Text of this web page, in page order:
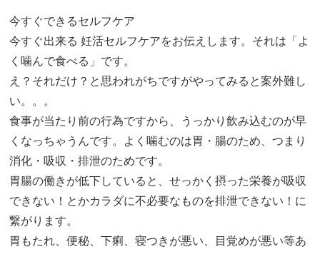
今すぐできるセルフケア
今すぐ出来る 妊活セルフケアをお伝えします。それは「よ
く噛んで食べる」です。
え？それだけ？と思われがちですがやってみると案外難し
い。。。
食事が当たり前の行為ですから、うっかり飲み込むのが早
くなっちゃうんです。よく噛むのは胃・腸のため、つまり
消化・吸収・排泄のためです。
胃腸の働きが低下していると、せっかく摂った栄養が吸収
できない！とかカラダに不必要なものを排泄できない！に
繋がります。
胃もたれ、便秘、下痢、寝つきが悪い、目覚めが悪い等あ